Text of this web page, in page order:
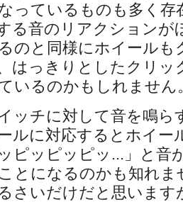
っているものも多く存
る音のリアクションが
のと同様にホイールも
はっきりとしたクリッ
いるのかもしれません
ッチに対して音を鳴ら
ルに対応するとホイー
ピッピッピッ...」と音
とになるのかも知れま
さいだけだと思います